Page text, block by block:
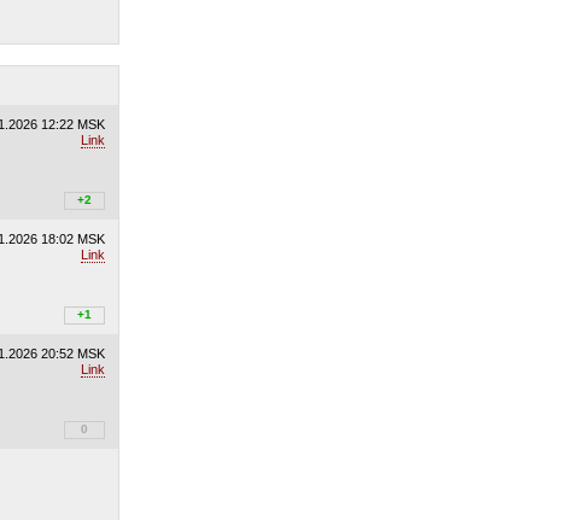
12:22 MSK
Link
+2
+2/–0
18:02 MSK
Link
+1
+1/
20:52 MSK
Link
0
/